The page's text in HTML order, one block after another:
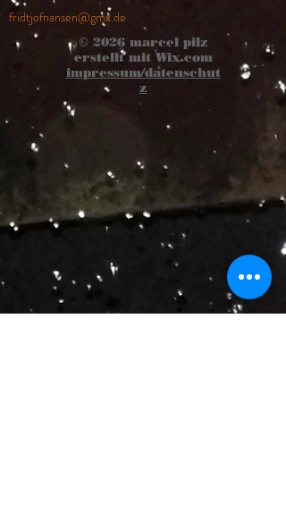
fridtjofnansen@gmx.de
© 2026marcel pilz
erstellt mit Wix.com
impressum/datenschut
z